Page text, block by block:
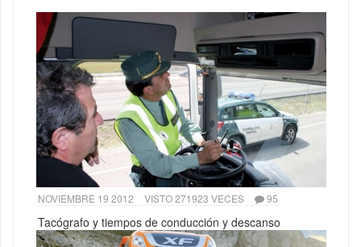
NOVIEMBRE 19 2012 VISTO 271923 VECES 95
Tacógrafo y tiempos de conducción y descanso